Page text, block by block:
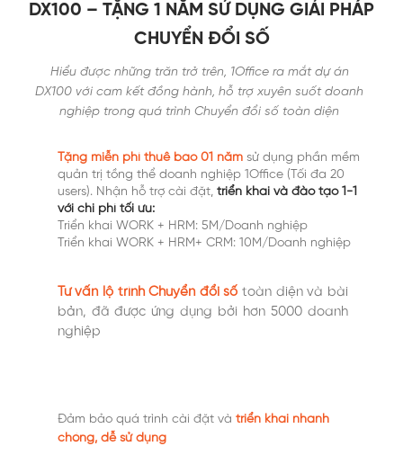
DX100 – TẶNG 1 NĂM SỬ DỤNG GIẢI PHÁP
CHUYỂN ĐỔI SỐ
Hiểu được những trăn trở trên, 1Office ra mắt dự án
DX100 với cam kết đồng hành, hỗ trợ xuyên suốt doanh
nghiệp trong quá trình Chuyển đổi số toàn diện
Đảm bảo quá trình cài đặt và triển khai nhanh
chóng, dễ sử dụng
Tư vấn lộ trình Chuyển đổi số toàn diện và bài
bản, đã được ứng dụng bởi hơn 5000 doanh
nghiệp
Tặng miễn phí thuê bao 01 năm sử dụng phần mềm
quản trị tồng thể doanh nghiệp 1Office (Tối đa 20
users). Nhận hỗ trợ cài đặt,triển khai và đào tạo 1-1
với chi phí tối ưu:
Triển khai WORK + HRM: 5M/Doanh nghiệp
Triển khai WORK + HRM+ CRM: 10M/Doanh nghiệp